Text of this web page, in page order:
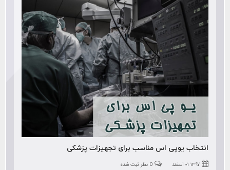
انتخاب یوپی اس مناسب برای تجهیزات پزشکی
۱۳۹۷ ۰۱ اسفند 0 نظر ثبت شده